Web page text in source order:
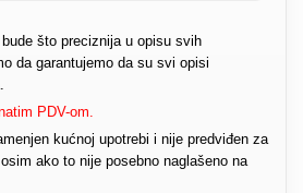
što preciznija u opisu svih
da garantujemo da su svi opisi
PDV-om.
kućnoj upotrebi i nije predviđen za
ako to nije posebno naglašeno na